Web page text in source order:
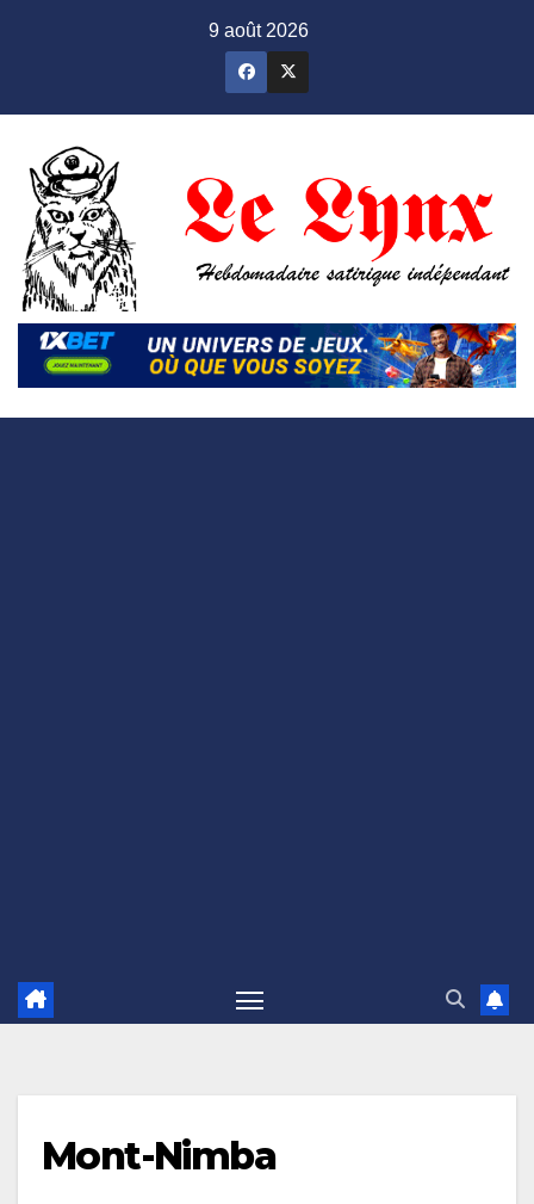
9 août 2026
Mont-Nimba